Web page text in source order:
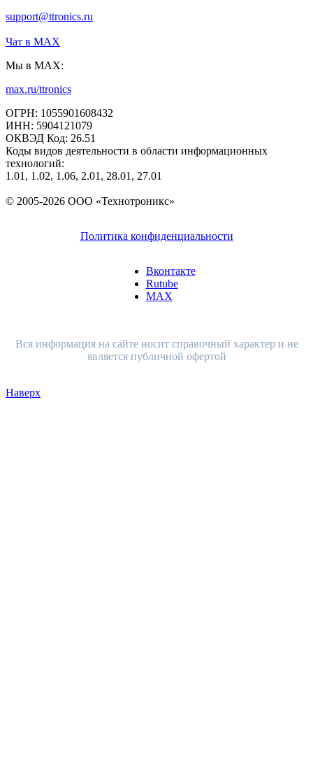
support@ttronics.ru
Чат в МАХ
Мы в MAX:
max.ru/ttronics
ОГРН: 1055901608432
ИНН: 5904121079
ОКВЭД Код: 26.51
Коды видов деятельности в области информационных
технологий:
1.01, 1.02, 1.06, 2.01, 28.01, 27.01
© 2005-2026 ООО «Технотроникс»
Политика конфиденциальности
Вконтакте
Rutube
MAX
Вся информация на сайте носит справочный характер и не
является публичной офертой
Наверх